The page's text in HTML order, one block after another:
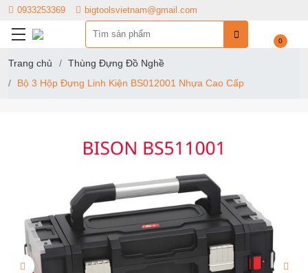
0933253369 bigtoolsvietnam@gmail.com
0
Trang chủ
Thùng Đựng Đồ Nghề
Bộ 3 Hộp Đựng Linh Kiện BS012001 Nhựa Cao Cấp